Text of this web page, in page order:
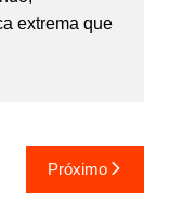
extrema que
Próximo